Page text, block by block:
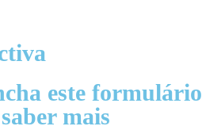
este formulário
mais